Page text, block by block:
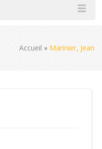
Accueil » Marinier, Jean